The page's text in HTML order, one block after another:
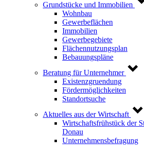
Grundstücke und Immobilien
Wohnbau
Gewerbeflächen
Immobilien
Gewerbegebiete
Flächennutzungsplan
Bebauungspläne
Beratung für Unternehmer
Existenzgruendung
Fördermöglichkeiten
Standortsuche
Aktuelles aus der Wirtschaft
Wirtschaftsfrühstück der
Donau
Unternehmensbefragung